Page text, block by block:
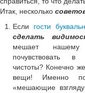
Итак, несколько
Если гости
сделать
мешает нашему
почувствовать
чистоты? Конечно
вещи! Именно
«мешающие